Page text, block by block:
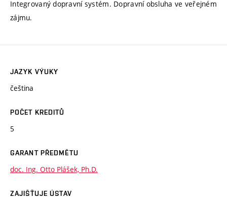
Integrovaný dopravní systém. Dopravní obsluha ve veřejném
zájmu.
JAZYK VÝUKY
čeština
POČET KREDITŮ
5
GARANT PŘEDMĚTU
doc. Ing. Otto Plášek, Ph.D.
ZAJIŠŤUJE ÚSTAV